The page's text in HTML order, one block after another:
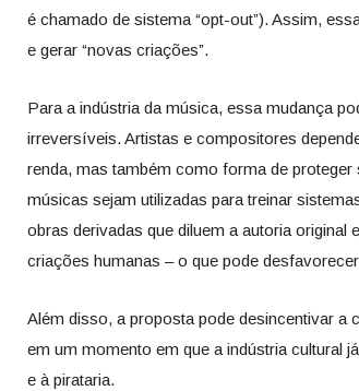
é chamado de sistema “opt-out”). Assim,
e gerar “novas criações”.
Para a indústria da música, essa mudança
irreversíveis. Artistas e compositores
renda, mas também como forma de proteger
músicas sejam utilizadas para treinar
obras derivadas que diluem a autoria
criações humanas – o que pode
Além disso, a proposta pode desincentivar a
em um momento em que a indústria cultural
e à pirataria.